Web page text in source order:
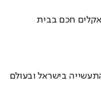
חכם בבית
בישראל ובעולם